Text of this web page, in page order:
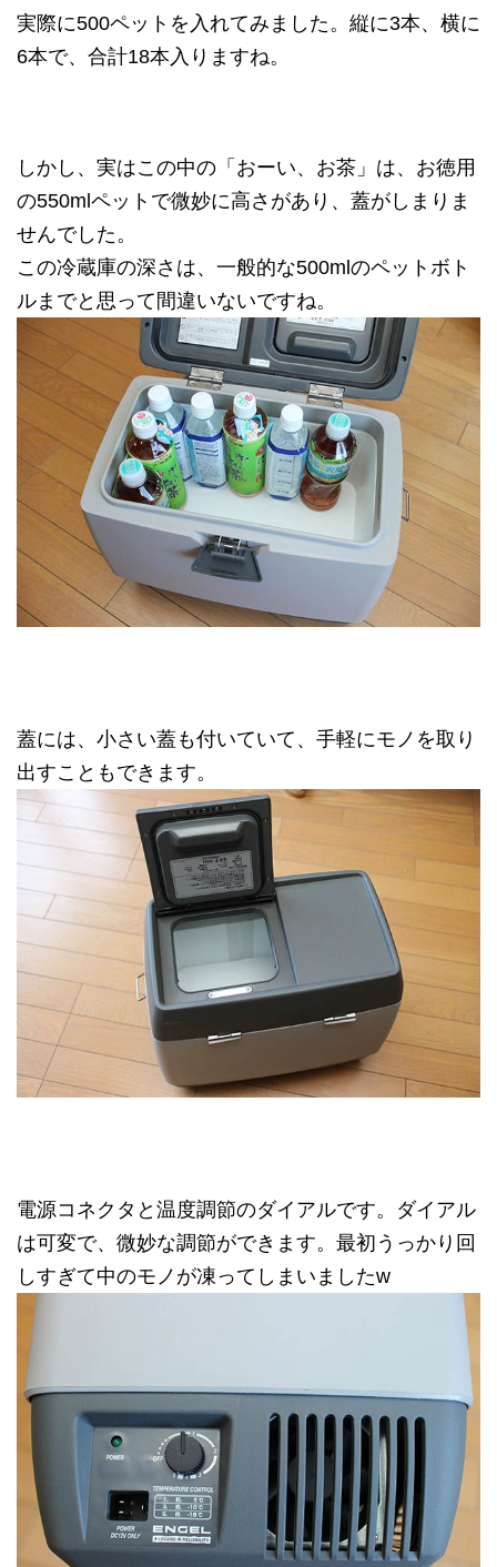
実際に500ペットを入れてみました。縦に3本、横に
6本で、合計18本入りますね。
しかし、実はこの中の「おーい、お茶」は、お徳用
の550mlペットで微妙に高さがあり、蓋がしまりま
せんでした。
この冷蔵庫の深さは、一般的な500mlのペットボト
ルまでと思って間違いないですね。
蓋には、小さい蓋も付いていて、手軽にモノを取り
出すこともできます。
電源コネクタと温度調節のダイアルです。ダイアル
は可変で、微妙な調節ができます。最初うっかり回
しすぎて中のモノが凍ってしまいましたw